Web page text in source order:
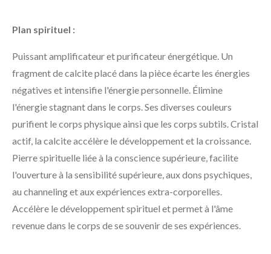
Plan spirituel :
Puissant amplificateur et purificateur énergétique. Un
fragment de calcite placé dans la pièce écarte les énergies
négatives et intensifie l'énergie personnelle. Élimine
l'énergie stagnant dans le corps. Ses diverses couleurs
purifient le corps physique ainsi que les corps subtils. Cristal
actif, la calcite accélère le développement et la croissance.
Pierre spirituelle liée à la conscience supérieure, facilite
l'ouverture à la sensibilité supérieure, aux dons psychiques,
au channeling et aux expériences extra-corporelles.
Accélère le développement spirituel et permet à l'âme
revenue dans le corps de se souvenir de ses expériences.